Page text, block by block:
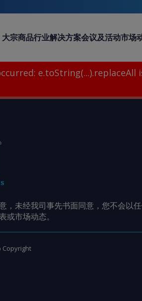
大宗商品行业解决方案会议及活动市场
e.toString(...).replaceAll
，未经我司事先书面同意，您不会以
或市场动态。
Copyright